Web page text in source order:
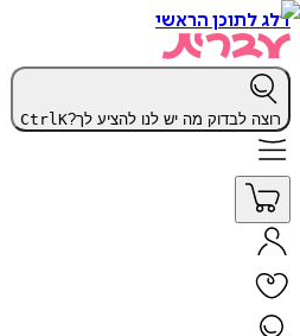
דלג לתוכן הראשי
רוצה לבדוק מה יש לנו להציע לך? CtrlK